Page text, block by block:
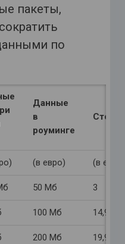
пакеты,
по
Данные
в
роуминге
(в евро) (в евро)
50 Мб 3
100 Мб 14,90
200 Мб 19,90